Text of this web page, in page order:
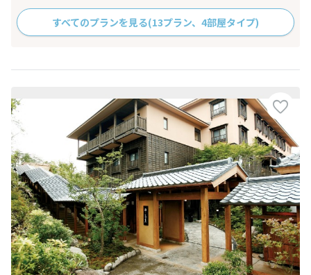
すべてのプランを見る(13プラン、4部屋タイプ)